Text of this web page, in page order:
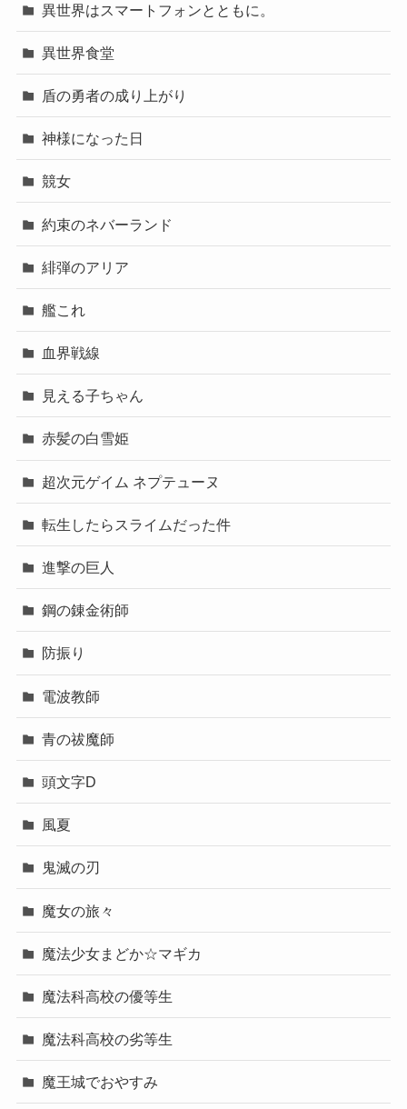
異世界はスマートフォンとともに。
異世界食堂
盾の勇者の成り上がり
神様になった日
競女
約束のネバーランド
緋弾のアリア
艦これ
血界戦線
見える子ちゃん
赤髪の白雪姫
超次元ゲイム ネプテューヌ
転生したらスライムだった件
進撃の巨人
鋼の錬金術師
防振り
電波教師
青の祓魔師
頭文字D
風夏
鬼滅の刃
魔女の旅々
魔法少女まどか☆マギカ
魔法科高校の優等生
魔法科高校の劣等生
魔王城でおやすみ